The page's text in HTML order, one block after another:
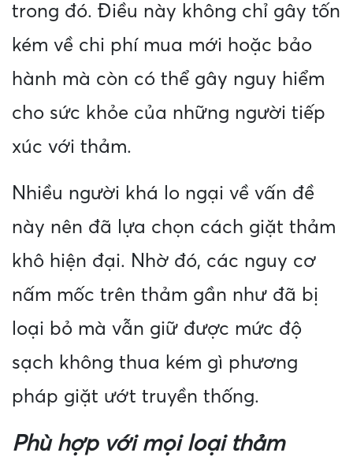
trong đó. Điều này không chỉ gây tốn
kém về chi phí mua mới hoặc bảo
hành mà còn có thể gây nguy hiểm
cho sức khỏe của những người tiếp
xúc với thảm.
Nhiều người khá lo ngại về vấn đề
này nên đã lựa chọn cách giặt thảm
khô hiện đại. Nhờ đó, các nguy cơ
nấm mốc trên thảm gần như đã bị
loại bỏ mà vẫn giữ được mức độ
sạch không thua kém gì phương
pháp giặt ướt truyền thống.
Phù hợp với mọi loại thảm